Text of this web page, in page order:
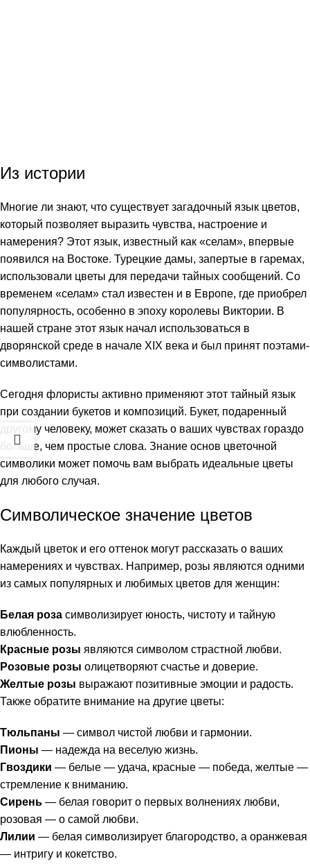
Из истории
Многие ли знают, что существует загадочный язык цветов,
который позволяет выразить чувства, настроение и
намерения? Этот язык, известный как «селам», впервые
появился на Востоке. Турецкие дамы, запертые в гаремах,
использовали цветы для передачи тайных сообщений. Со
временем «селам» стал известен и в Европе, где приобрел
популярность, особенно в эпоху королевы Виктории. В
нашей стране этот язык начал использоваться в
дворянской среде в начале XIX века и был принят поэтами-
символистами.
Сегодня флористы активно применяют этот тайный язык
при создании букетов и композиций. Букет, подаренный
другому человеку, может сказать о ваших чувствах гораздо
больше, чем простые слова. Знание основ цветочной
символики может помочь вам выбрать идеальные цветы
для любого случая.
Символическое значение цветов
Каждый цветок и его оттенок могут рассказать о ваших
намерениях и чувствах. Например, розы являются одними
из самых популярных и любимых цветов для женщин:
Белая роза символизирует юность, чистоту и тайную
влюбленность.
Красные розы являются символом страстной любви.
Розовые розы олицетворяют счастье и доверие.
Желтые розы выражают позитивные эмоции и радость.
Также обратите внимание на другие цветы:
Тюльпаны — символ чистой любви и гармонии.
Пионы — надежда на веселую жизнь.
Гвоздики — белые — удача, красные — победа, желтые —
стремление к вниманию.
Сирень — белая говорит о первых волнениях любви,
розовая — о самой любви.
Лилии — белая символизирует благородство, а оранжевая
— интригу и кокетство.